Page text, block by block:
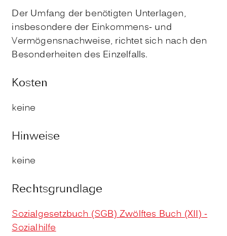
Der Umfang der benötigten Unterlagen,
insbesondere der Einkommens- und
Vermögensnachweise, richtet sich nach den
Besonderheiten des Einzelfalls.
Kosten
keine
Hinweise
keine
Rechtsgrundlage
Sozialgesetzbuch (SGB) Zwölftes Buch (XII) -
Sozialhilfe